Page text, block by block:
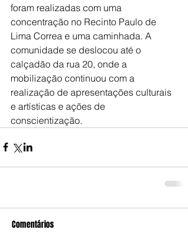
foram realizadas com uma
concentração no Recinto Paulo de
Lima Correa e uma caminhada. A
comunidade se deslocou até o
calçadão da rua 20, onde a
mobilização continuou com a
realização de apresentações culturais
e artísticas e ações de
conscientização.
Comentários